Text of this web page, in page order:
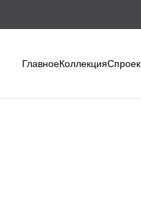
ГлавноеКоллекция